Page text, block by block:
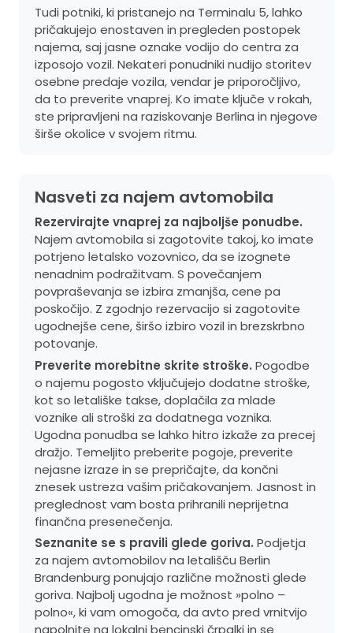
Tudi potniki, ki pristanejo na Terminalu 5, lahko
pričakujejo enostaven in pregleden postopek
najema, saj jasne oznake vodijo do centra za
izposojo vozil. Nekateri ponudniki nudijo storitev
osebne predaje vozila, vendar je priporočljivo,
da to preverite vnaprej. Ko imate ključe v rokah,
ste pripravljeni na raziskovanje Berlina in njegove
širše okolice v svojem ritmu.
Nasveti za najem avtomobila
Rezervirajte vnaprej za najboljše ponudbe.
Najem avtomobila si zagotovite takoj, ko imate
potrjeno letalsko vozovnico, da se izognete
nenadnim podražitvam. S povečanjem
povpraševanja se izbira zmanjša, cene pa
poskočijo. Z zgodnjo rezervacijo si zagotovite
ugodnejše cene, širšo izbiro vozil in brezskrbno
potovanje.
Preverite morebitne skrite stroške. Pogodbe
o najemu pogosto vključujejo dodatne stroške,
kot so letališke takse, doplačila za mlade
voznike ali stroški za dodatnega voznika.
Ugodna ponudba se lahko hitro izkaže za precej
dražjo. Temeljito preberite pogoje, preverite
nejasne izraze in se prepričajte, da končni
znesek ustreza vašim pričakovanjem. Jasnost in
preglednost vam bosta prihranili neprijetna
finančna presenečenja.
Seznanite se s pravili glede goriva. Podjetja
za najem avtomobilov na letališču Berlin
Brandenburg ponujajo različne možnosti glede
goriva. Najbolj ugodna je možnost »polno –
polno«, ki vam omogoča, da avto pred vrnitvijo
napolnite na lokalni bencinski črpalki in se